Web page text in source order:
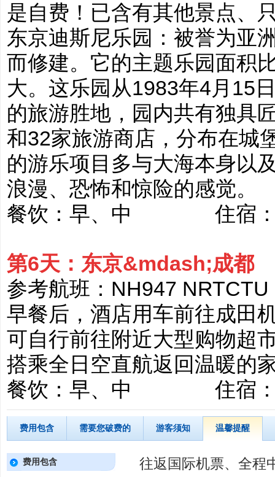
是自费！已含有其他景点、
东京迪斯尼乐园：被誉为亚
而修建。它的主题乐园面积
大。这乐园从1983年4月15
的旅游胜地，园内共有独具
和32家旅游商店，分布在城
的游乐项目多与大海本身以
浪漫、恐怖和惊险的感觉。
餐饮：早、中 住宿：四
第6天：东京&mdash;成都
参考航班：NH947
早餐后，酒店用车前往成田
可自行前往附近大型购物超
搭乘全日空直航返回温暖的
餐饮：早、中 住宿：
费用包含 需要您破费的 游客须知 温馨提醒
费用包含
往返国际机票、全程